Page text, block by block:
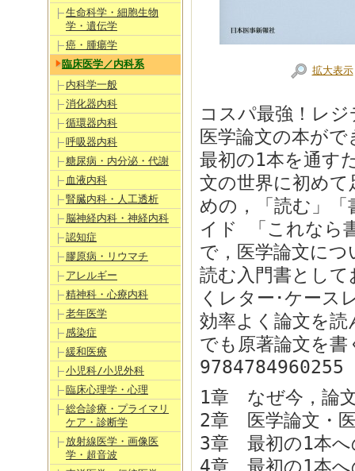
生命科学・細胞生物
学・遺伝学
癌・腫瘍学
臨床医学／内科系
内科学一般
消化器内科
循環器内科
呼吸器内科
糖尿病・内分泌・代謝
血液内科
腎臓内科・人工透析
脳神経内科・神経内科
認知症
膠原病・リウマチ
アレルギー
精神科・心療内科
老年医学
感染症
緩和医療
小児科/小児外科
臨床心理学・心理
総合診療・プライマリ
ケア・診断学
放射線医学・画像医
学・超音波
拡大表示
コスパ最強！レ
医学論文の本が
最初の1本を通す
文の世界に初め
めの，「読む」
イド 「これなら
で，医学論文に
読む入門書とし
くレター･ケース
効率よく論文を
でも原著論文を
9784784960255
1章 なぜ今，論
2章 医学論文・
3章 最初の1本へ
4章 最初の1本へ